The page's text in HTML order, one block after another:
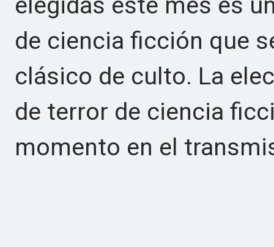
de ciencia ficción que
clásico de culto. La
de terror de ciencia
momento en el